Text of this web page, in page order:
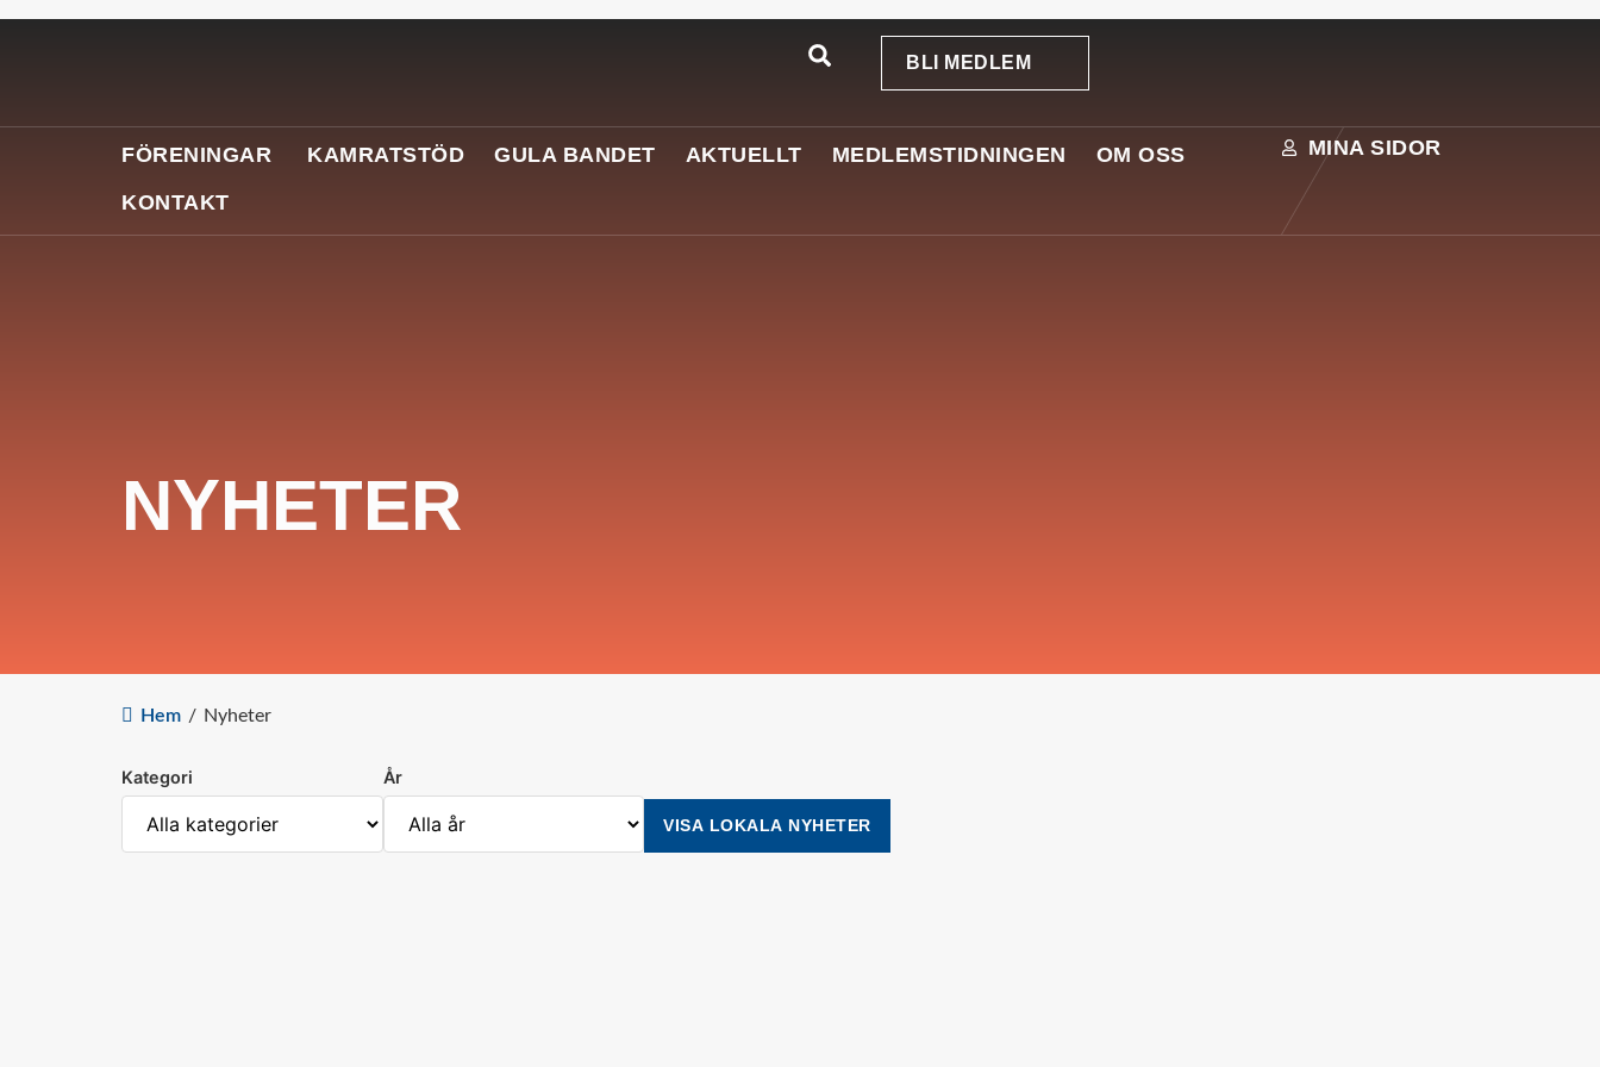
BLI MEDLEM
FÖRENINGAR KAMRATSTÖD GULA BANDET AKTUELLT MEDLEMSTIDNINGEN
OM OSS
KONTAKT
MINA SIDOR
NYHETER
Hem / Nyheter
Kategori År
VISA LOKALA NYHETER